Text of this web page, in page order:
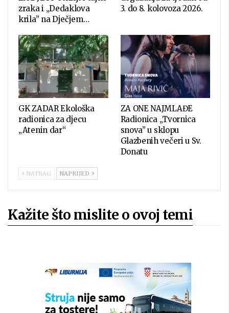
zraka i „Dedaklova
krila” na Dječjem…
3. do 8. kolovoza 2026.
GK ZADAR Ekološka
radionica za djecu
„Atenin dar“
ZA ONE NAJMLAĐE
Radionica „Tvornica
snova” u sklopu
Glazbenih večeri u Sv.
Donatu
NATRAG NAPRIJED
Kažite što mislite o ovoj temi